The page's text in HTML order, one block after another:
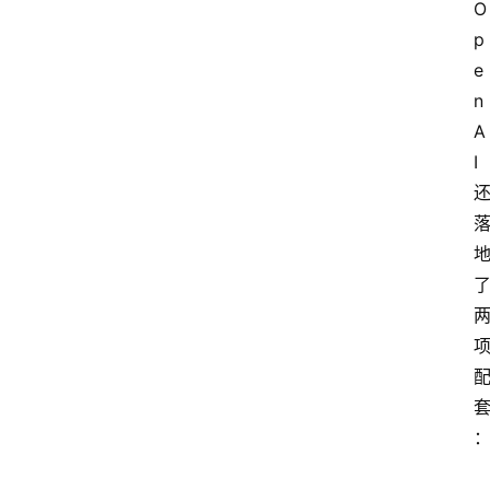
O
p
e
n
A
I
还
落
地
了
两
项
配
套
：